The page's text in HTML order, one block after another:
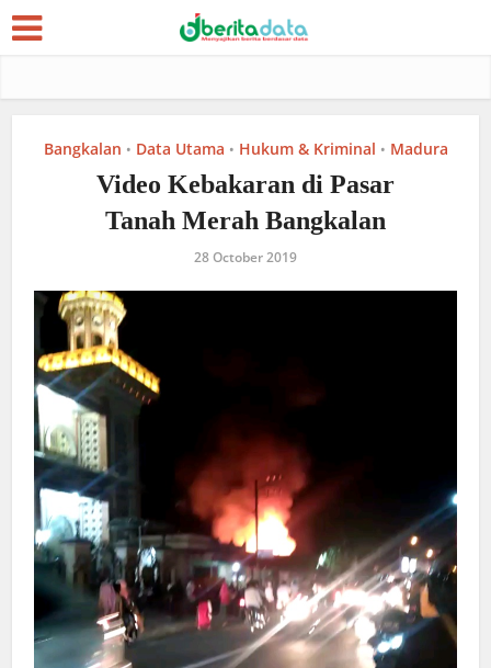
Bangkalan • Data Utama • Hukum & Kriminal • Madura
Video Kebakaran di Pasar
Tanah Merah Bangkalan
28 October 2019